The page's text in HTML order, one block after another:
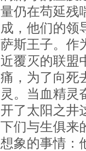
量仍在苟延残
成，他们的领
萨斯王子。作
近覆灭的联盟
痛，为了向死
灵。当血精灵
开了太阳之井
下们与生俱来
想象的事情：